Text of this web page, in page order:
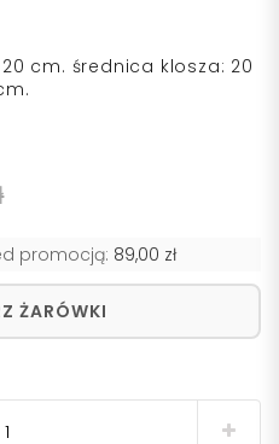
cm. średnica klosza: 20
promocją: 89,00 zł
ŻARÓWKI